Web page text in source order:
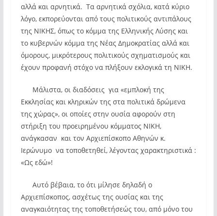
αλλά και αρνητικά. Τα αρνητικά σχόλια, κατά κύριο
λόγο, εκπορεύονται από τους πολιτικούς αντιπάλους
της ΝΙΚΗΣ, όπως το κόμμα της Ελληνικής Λύσης και
το κυβερνών κόμμα της Νέας Δημοκρατίας αλλά και
όμορους, μικρότερους πολιτικούς σχηματισμούς και
έχουν προφανή στόχο να πλήξουν εκλογικά τη ΝΙΚΗ.
Μάλιστα, οι διαδόσεις για «εμπλοκή της
Εκκλησίας και κληρικών της στα πολιτικά δρώμενα
της χώρας», οι οποίες στην ουσία αφορούν στη
στήριξη του προειρημένου κόμματος ΝΙΚΗ,
ανάγκασαν και τον Αρχιεπίσκοπο Αθηνών κ.
Ιερώνυμο να τοποθετηθεί, λέγοντας χαρακτηριστικά :
«Ως εδώ»!
Αυτό βέβαια, το ότι μίλησε δηλαδή ο
Αρχιεπίσκοπος, ασχέτως της ουσίας και της
αναγκαιότητας της τοποθετήσεώς του, από μόνο του